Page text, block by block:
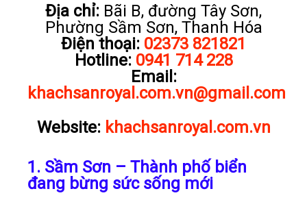
Địa chỉ: Bãi B, đường Tây Sơn,
Phường Sầm Sơn, Thanh Hóa
Điện thoại: 02373 821821
Hotline:0941 714 228
Email:
khachsanroyal.com.vn@gmail.com
Website: khachsanroyal.com.vn
1. Sầm Sơn – Thành phố biển
đang bừng sức sống mới